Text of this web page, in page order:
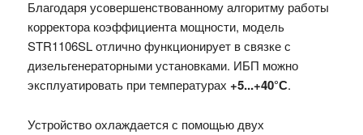
Благодаря усовершенствованному алгоритму работы
корректора коэффициента мощности, модель
STR1106SL отлично функционирует в связке с
дизельгенераторными установками. ИБП можно
эксплуатировать при температурах +5...+40°С.
Устройство охлаждается с помощью двух